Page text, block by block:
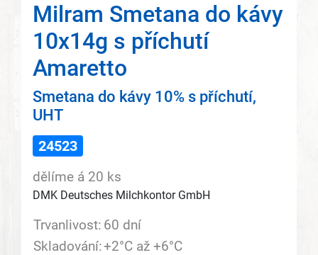
Milram Smetana do kávy
10x14g s příchutí
Amaretto
Smetana do kávy 10% s příchutí,
UHT
24523
dělíme á 20 ks
DMK Deutsches Milchkontor GmbH
Trvanlivost: 60 dní
Skladování:+2°C až +6°C